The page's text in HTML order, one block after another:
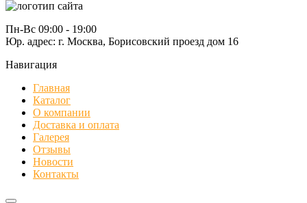
товара.
можно
Пн-Вс 09:00 - 19:00
Юр. адрес: г. Москва, Борисовский проезд дом 16
Навигация
Главная
Каталог
О компании
Доставка и оплата
Галерея
Отзывы
Новости
Контакты